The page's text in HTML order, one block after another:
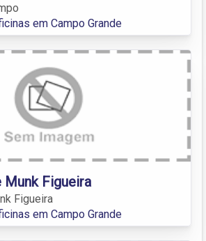
em Campo Grande
Figueira
Figueira
em Campo Grande